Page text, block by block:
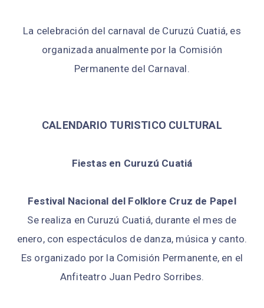
La celebración del carnaval de Curuzú Cuatiá, es
organizada anualmente por la Comisión
Permanente del Carnaval.
CALENDARIO TURISTICO CULTURAL
Fiestas en Curuzú Cuatiá
Festival Nacional del Folklore Cruz de Papel
Se realiza en Curuzú Cuatiá, durante el mes de
enero, con espectáculos de danza, música y canto.
Es organizado por la Comisión Permanente, en el
Anfiteatro Juan Pedro Sorribes.